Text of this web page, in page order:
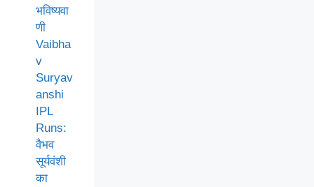
भविष्यवा
णी
Vaibha
v
Suryav
anshi
IPL
Runs:
वैभव
सूर्यवंशी
का